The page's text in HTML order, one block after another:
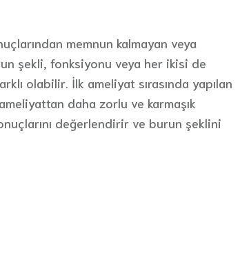
memnun kalmayan veya
şekli, fonksiyonu veya her ikisi de
olabilir. İlk ameliyat sırasında yapılan
daha zorlu ve karmaşık
değerlendirir ve burun şeklini